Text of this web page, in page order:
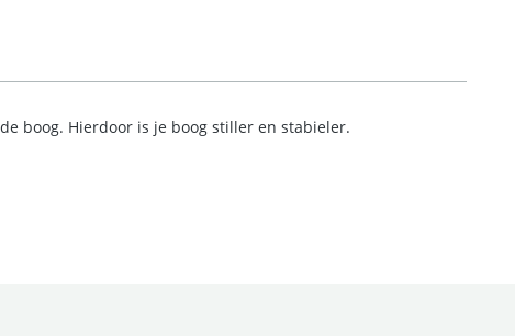
boog. Hierdoor is je boog stiller en stabieler.